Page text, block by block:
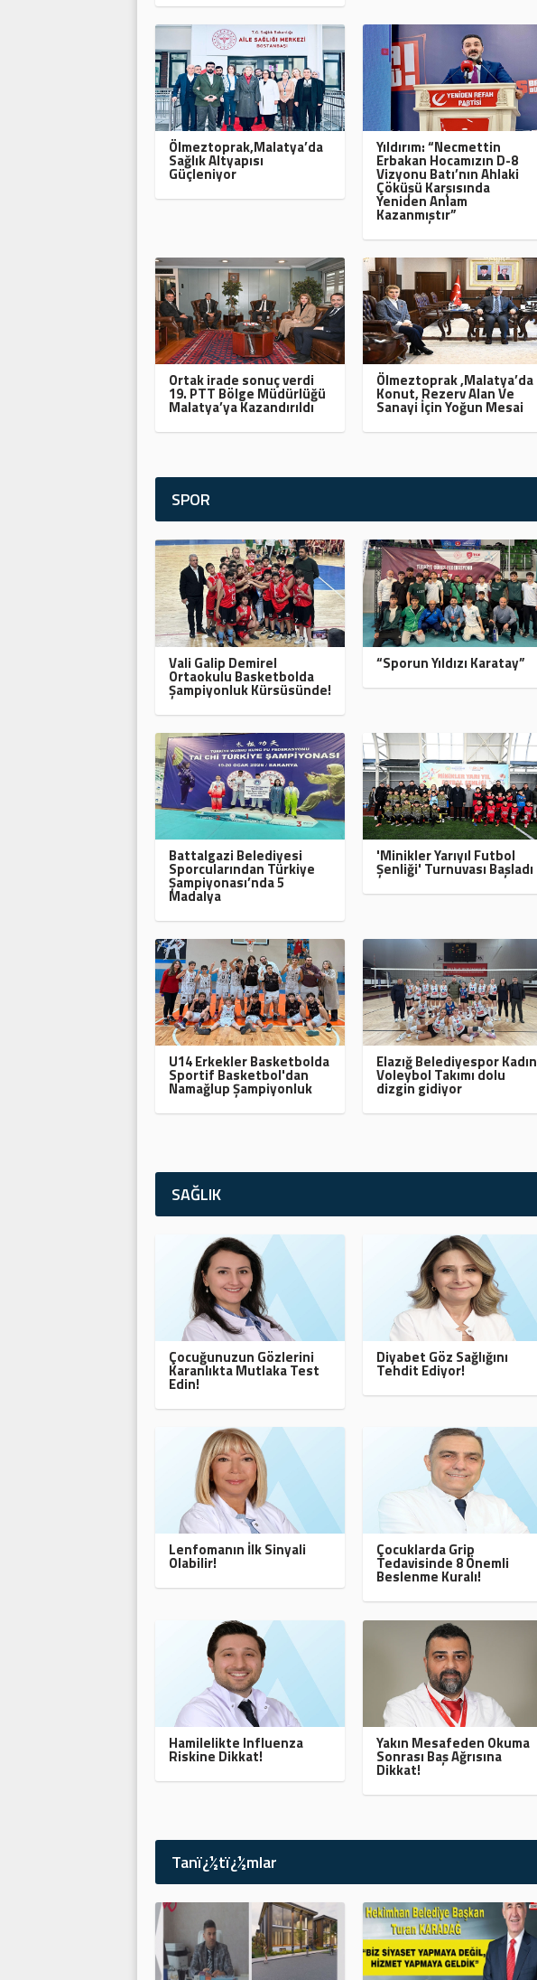
Ölmeztoprak,Malatya’da
Sağlık Altyapısı
Güçleniyor
Yıldırım: “Necmettin
Erbakan Hocamızın D-8
Vizyonu Batı’nın Ahlaki
Çöküşü Karşısında
Yeniden Anlam
Kazanmıştır”
Ortak irade sonuç verdi
19. PTT Bölge Müdürlüğü
Malatya’ya Kazandırıldı
Ölmeztoprak ,Malatya’da
Konut, Rezerv Alan Ve
Sanayi İçin Yoğun Mesai
SPOR
Vali Galip Demirel
Ortaokulu Basketbolda
Şampiyonluk Kürsüsünde!
“Sporun Yıldızı Karatay”
Battalgazi Belediyesi
Sporcularından Türkiye
Şampiyonası’nda 5
Madalya
'Minikler Yarıyıl Futbol
Şenliği' Turnuvası Başladı
U14 Erkekler Basketbolda
Sportif Basketbol'dan
Namağlup Şampiyonluk
Elazığ Belediyespor Kadın
Voleybol Takımı dolu
dizgin gidiyor
SAĞLIK
Çocuğunuzun Gözlerini
Karanlıkta Mutlaka Test
Edin!
Diyabet Göz Sağlığını
Tehdit Ediyor!
Lenfomanın İlk Sinyali
Olabilir!
Çocuklarda Grip
Tedavisinde 8 Önemli
Beslenme Kuralı!
Hamilelikte Influenza
Riskine Dikkat!
Yakın Mesafeden Okuma
Sonrası Baş Ağrısına
Dikkat!
Tanï¿½tï¿½mlar